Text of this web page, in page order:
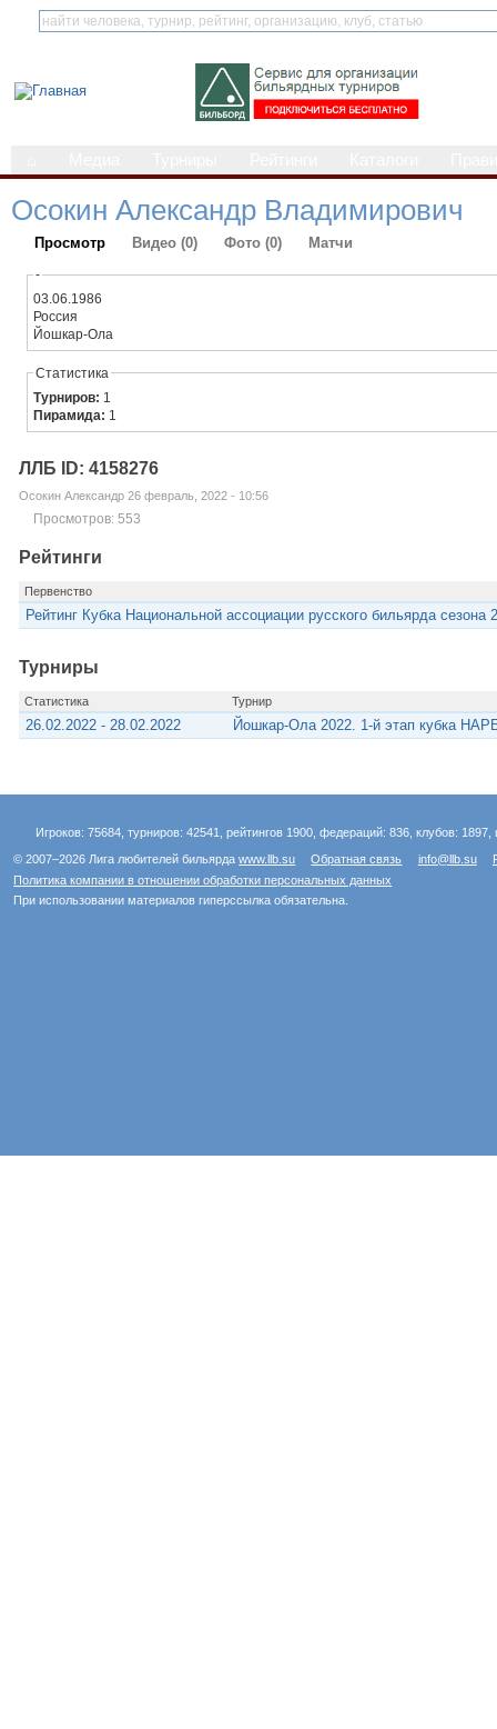
Осокин Александр Владимирович
Просмотр Видео (0) Фото (0) Матчи
-
03.06.1986
Россия
Йошкар-Ола
Статистика
Турниров: 1
Пирамида: 1
ЛЛБ ID: 4158276
Осокин Александр 26 февраль, 2022 - 10:56
Просмотров: 553
Рейтинги
Первенство
Рейтинг Кубка Национальной ассоциации русского бильярда сезона
Турниры
Статистика Турнир
26.02.2022 - 28.02.2022 Йошкар-Ола 2022. 1-й этап кубка
Игроков: 75684, турниров: 42541, рейтингов 1900, федераций: 836, клубов:
© 2007–2026 Лига любителей бильярдаwww.llb.su Обратная связь info@llb.su
Политика компании в отношении обработки персональных данных
При использовании материалов гиперссылка обязательна.